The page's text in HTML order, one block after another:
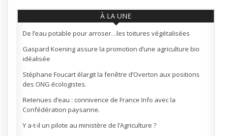
À LA UNE
De l’eau potable pour arroser…les toitures végétalisées
Gaspard Koening assure la promotion d’une agriculture bio
idéalisée
Stéphane Foucart élargit la fenêtre d’Overton aux positions
des ONG écologistes.
Retenues d’eau : connivence de France Info avec la
Confédération paysanne.
Y a-t-il un pilote au ministère de l’Agriculture ?